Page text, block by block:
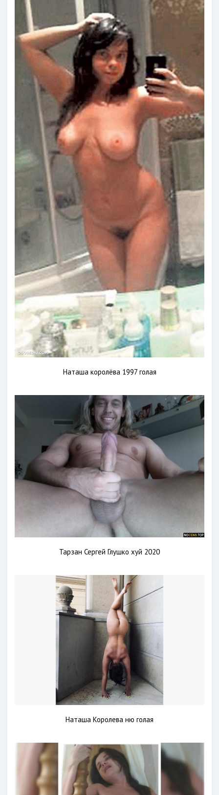
Наташа королёва 1997 голая
Тарзан Сергей Глушко хуй 2020
Наташа Королева ню голая